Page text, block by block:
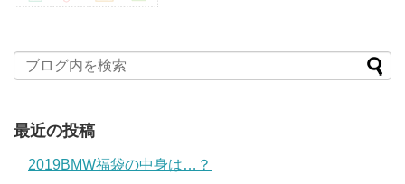
最近の投稿
2019BMW福袋の中身は…？